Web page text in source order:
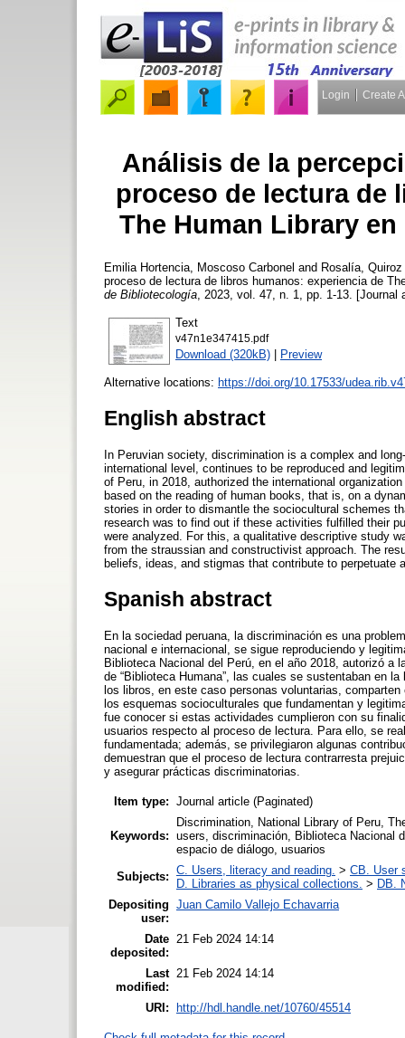
Login Create
Análisis de la
proceso de lectura de
The Human Library
Emilia Hortencia, Moscoso Carbonel and Rosalía,
proceso de lectura de libros humanos: experiencia de
de Bibliotecología , 2023, vol. 47, n. 1, pp. 1-13. [Journal
Text
v47n1e347415.pdf
Download (320kB) | Preview
Alternative locations: https://doi.org/10.17533/
English abstract
In Peruvian society, discrimination is a complex and
international level, continues to be reproduced and
of Peru, in 2018, authorized the international
based on the reading of human books, that is, on a
stories in order to dismantle the sociocultural schemes
research was to find out if these activities fulfilled their
were analyzed. For this, a qualitative descriptive study
from the straussian and constructivist approach. The
beliefs, ideas, and stigmas that contribute to perpetuate
Spanish abstract
En la sociedad peruana, la discriminación es una
nacional e internacional, se sigue reproduciendo y
Biblioteca Nacional del Perú, en el año 2018, autorizó a
de “Biblioteca Humana”, las cuales se sustentaban en
los libros, en este caso personas voluntarias,
los esquemas socioculturales que fundamentan y
fue conocer si estas actividades cumplieron con su
usuarios respecto al proceso de lectura. Para ello, se
fundamentada; además, se privilegiaron algunas
demuestran que el proceso de lectura contrarresta
y asegurar prácticas discriminatorias.
Item type: Journal article (Paginated)
Keywords:
Discrimination, National Library of Peru,
users, discriminación, Biblioteca Nacional
espacio de diálogo, usuarios
Subjects: C. Users, literacy and reading. > CB. User
D. Libraries as physical collections. > DB.
Depositing
user:
Juan Camilo Vallejo Echavarria
Date
deposited:
21 Feb 2024 14:14
Last
modified:
21 Feb 2024 14:14
URI: http://hdl.handle.net/10760/45514